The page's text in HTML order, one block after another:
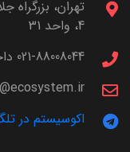
4، واحد 31
021-88008044 داخلی 4
اکوسیستم در